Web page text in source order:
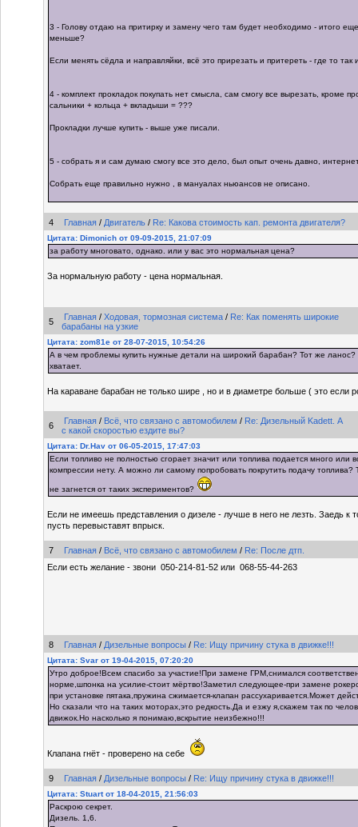
3 - Голову отдаю на притирку и замену чего там будет необходимо - итого
меньше?
Если менять сёдла и направляйки, всё это прирезать и притереть - где то так
4 - комплект прокладок покупать нет смысла, сам смогу все вырезать, кроме
сальники + кольца + вкладыши = ???
Прокладки лучше купить - выше уже писали.
5 - собрать я и сам думаю смогу все это дело, был опыт очень давно,
Собрать еще правильно нужно , в мануалах ньюансов не описано.
4 Главная / Двигатель / Re: Какова стоимость кап. ремонта двигателя?
Цитата: Dimonich от 09-09-2015, 21:07:09
за работу многовато, однако. или у вас это нормальная цена?
За нормальную работу - цена нормальная.
5 Главная / Ходовая, тормозная система / Re: Как поменять широкие
барабаны на узкие
Цитата: zom81e от 28-07-2015, 10:54:26
А в чем проблемы купить нужные детали на широкий барабан? Тот же ланос?
хватает.
На караване барабан не только шире , но и в диаметре больше ( это если
6 Главная / Всё, что связано с автомобилем / Re: Дизельный Kadett. А
с какой скоростью ездите вы?
Цитата: Dr.Hav от 06-05-2015, 17:47:03
Если топливо не полностью сгорает значит или топлива подается много или
компрессии нету. А можно ли самому попробовать покрутить подачу топлива?
не загнется от таких экспериментов?
Если не имеешь представления о дизеле - лучше в него не лезть. Заедь к
пусть перевыставят впрыск.
7 Главная / Всё, что связано с автомобилем / Re: После дтп.
Если есть желание - звони 050-214-81-52 или 068-55-44-263
8 Главная / Дизельные вопросы / Re: Ищу причину стука в движке!!!
Цитата: Svar от 19-04-2015, 07:20:20
Утро доброе!Всем спасибо за участие!При замене ГРМ,снимался
норме,шпонка на усилие-стоит мёртво!Заметил следующее-при замене
при установке пятака,пружина сжимается-клапан рассухаривается.Может
Но сказали что на таких моторах,это редкость.Да и езжу я,скажем так по
движок.Но насколько я понимаю,вскрытие неизбежно!!!
Клапана гнёт - проверено на себе
9 Главная / Дизельные вопросы / Re: Ищу причину стука в движке!!!
Цитата: Stuart от 18-04-2015, 21:56:03
Раскрою секрет.
Дизель. 1,6.